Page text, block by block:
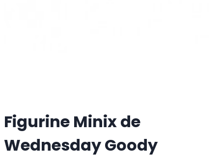
Figurine Minix de
Wednesday Goody